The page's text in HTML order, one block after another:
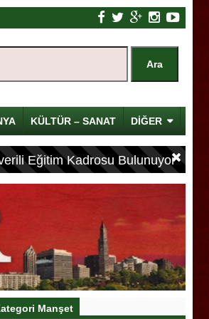
KÜLTÜR – SANAT DİĞER
Eğitim Kadrosu Bulunuyor
Manşet